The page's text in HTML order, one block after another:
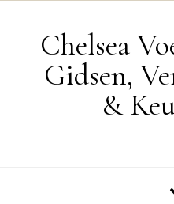
Chelsea
Gidsen,
&